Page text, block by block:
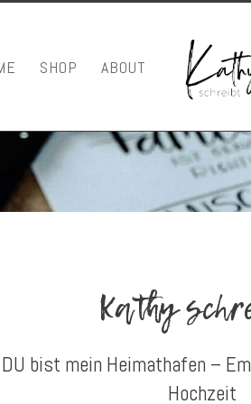
SHOP ABOUT
Kathy
DU bist mein Heimathafen –
Hochzeit